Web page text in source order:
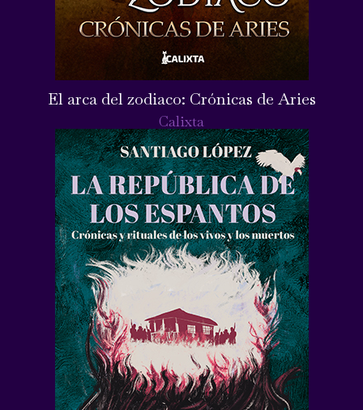
El arca del zodiaco: Crónicas de Aries
Calixta